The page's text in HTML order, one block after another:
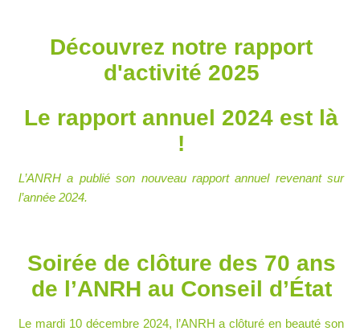
Découvrez notre rapport
d'activité 2025
Le rapport annuel 2024 est là
!
L’ANRH a publié son nouveau rapport annuel revenant sur
l’année 2024.
Soirée de clôture des 70 ans
de l’ANRH au Conseil d’État
Le mardi 10 décembre 2024, l’ANRH a clôturé en beauté son